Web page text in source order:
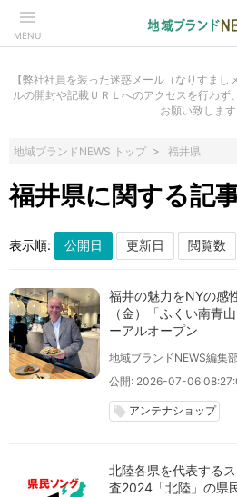
MENU
【弊社社員を装った迷惑メール（なりすま
ルの開封や記載ＵＲＬへのアクセスを行わず
お願い致します
地域ブランドNEWS トップ 福井県
福井県に関する記
表示順:
福井の魅力をNYの
（金）「ふくい南青
ーアルオープン
地域ブランドNEWS編集
公開: 2026-07-06
local_offer アンテナショップ
北陸各県を代表する
査2024「北陸」の県